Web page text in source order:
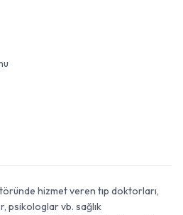
hizmet veren tıp doktorları,
psikologlar vb. sağlık